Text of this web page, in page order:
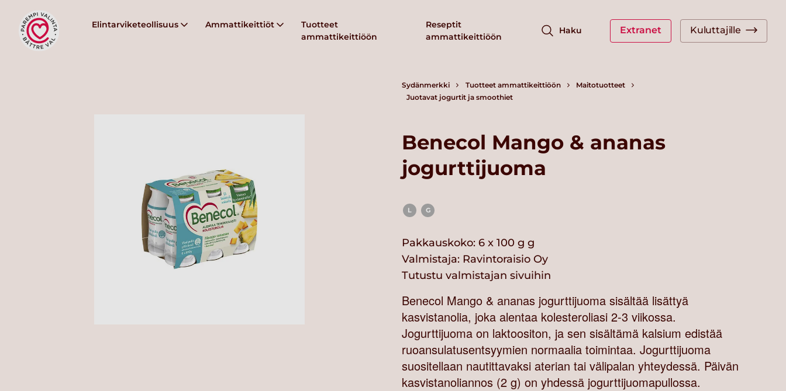
Elintarviketeollisuus Ammattikeittiöt
Tuotteet
ammattikeittiöön
Reseptit
ammattikeittiöön
Haku Extranet Kuluttajille
Sydänmerkki Tuotteet ammattikeittiöön
Maitotuotteet
Juotavat jogurtit ja smoothiet
Benecol Mango & ananas
jogurttijuoma
L G
Pakkauskoko: 6 x 100 g g
Valmistaja: Ravintoraisio Oy
Tutustu valmistajan sivuihin
Benecol Mango & ananas jogurttijuoma sisältää lisättyä
kasvistanolia, joka alentaa kolesteroliasi 2-3 viikossa.
Jogurttijuoma on laktoositon, ja sen sisältämä kalsium edistää
ruoansulatusentsyymien normaalia toimintaa. Jogurttijuoma
suositellaan nautittavaksi aterian tai välipalan yhteydessä. Päivän
kasvistanoliannos (2 g) on yhdessä jogurttijuomapullossa.